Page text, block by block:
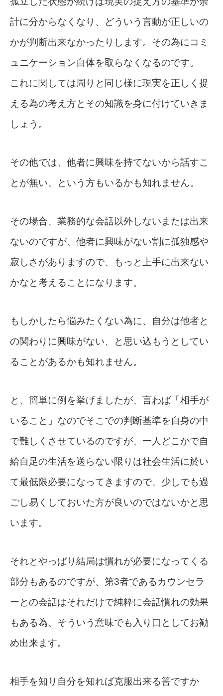
計に分からなくなり、どういう言動が正しいの
かが判断出来なかったりします。その為にコミ
ュニケーション自体を取らなくなるのです。
これに関しては周りと同じ様に現実を正しく捉
える為の考え方とその知識を身に付けていきま
しょう。
その他では、他者に興味を持てないから話すこ
とが無い、という方もいるかも知れません。
その場合、業務的な会話以外しないまたは出来
ないのですが、他者に興味がない割に孤独感や
寂しさがありますので、もっと上手に出来ない
かなと考えることになります。
もしかしたら悩みたくない為に、自分は他者と
の関わりに興味がない、と思い込もうとしてい
ることがあるかも知れません。
と、簡単に例を挙げましたが、言わば「相手が
いること」なのでそこでの判断基準を自身の中
で難しくさせているのですが、一人どこかで自
給自足の生活を送らない限りは社会生活に於い
て最低限必要になってきますので、少しでも過
ごし易くしておいた方が良いのではないかと思
います。
それとやっぱり結局は慣れが必要になってくる
部分もあるのですが、第3者であるカウンセラ
ーとの会話はそれだけで純粋に会話慣れの効果
もある為、そういう意味でも入り口としてお勧
め出来ます。
相手を知り自分を知れば克服出来る筈ですか